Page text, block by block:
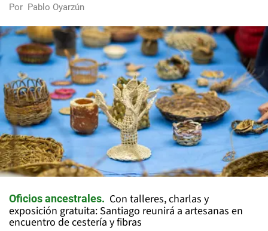
Por Pablo Oyarzún
Oficios ancestrales
Con talleres, charlas y
exposición gratuita: Santiago reunirá a artesanas en
encuentro de cestería y fibras